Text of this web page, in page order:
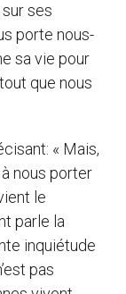
ses
porte nous-
sa vie pour
que nous
« Mais,
nous porter
le
parle la
inquiétude
pas